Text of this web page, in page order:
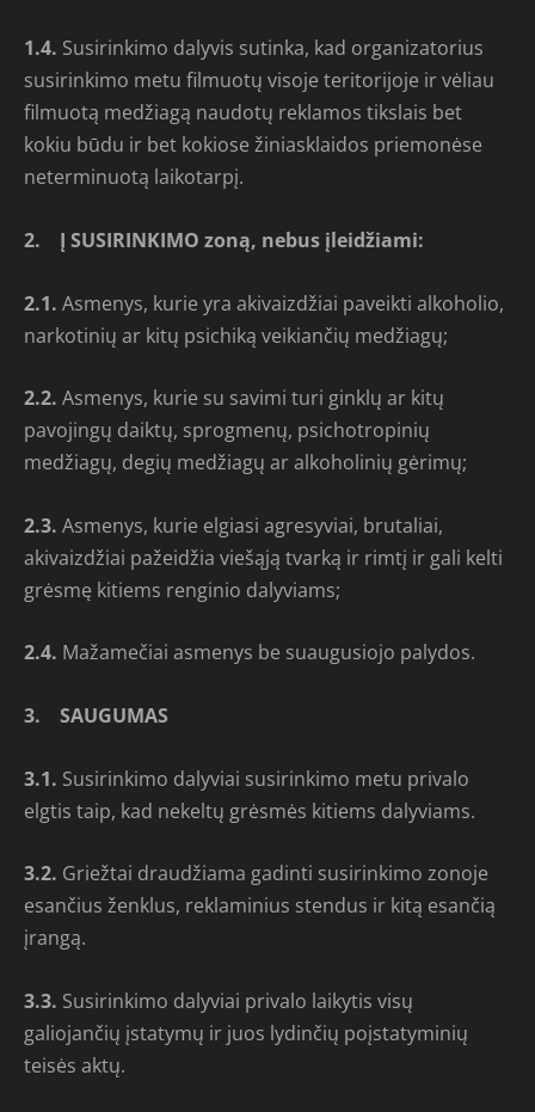
1.4. Susirinkimo dalyvis sutinka, kad organizatorius
susirinkimo metu filmuotų visoje teritorijoje ir vėliau
filmuotą medžiagą naudotų reklamos tikslais bet
kokiu būdu ir bet kokiose žiniasklaidos priemonėse
neterminuotą laikotarpį.
2. Į SUSIRINKIMO zoną, nebus įleidžiami:
2.1. Asmenys, kurie yra akivaizdžiai paveikti alkoholio,
narkotinių ar kitų psichiką veikiančių medžiagų;
2.2. Asmenys, kurie su savimi turi ginklų ar kitų
pavojingų daiktų, sprogmenų, psichotropinių
medžiagų, degių medžiagų ar alkoholinių gėrimų;
2.3. Asmenys, kurie elgiasi agresyviai, brutaliai,
akivaizdžiai pažeidžia viešąją tvarką ir rimtį ir gali kelti
grėsmę kitiems renginio dalyviams;
2.4. Mažamečiai asmenys be suaugusiojo palydos.
3. SAUGUMAS
3.1. Susirinkimo dalyviai susirinkimo metu privalo
elgtis taip, kad nekeltų grėsmės kitiems dalyviams.
3.2. Griežtai draudžiama gadinti susirinkimo zonoje
esančius ženklus, reklaminius stendus ir kitą esančią
įrangą.
3.3. Susirinkimo dalyviai privalo laikytis visų
galiojančių įstatymų ir juos lydinčių poįstatyminių
teisės aktų.